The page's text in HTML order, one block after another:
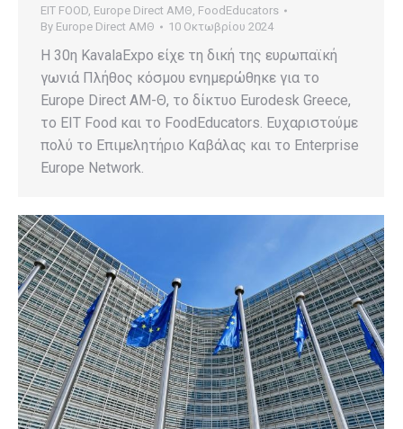
EIT FOOD, Europe Direct ΑΜΘ, FoodEducators
By Europe Direct ΑΜΘ 10 Οκτωβρίου 2024
Η 30η KavalaExpo είχε τη δική της ευρωπαϊκή
γωνιά Πλήθος κόσμου ενημερώθηκε για το
Europe Direct ΑΜ-Θ, το δίκτυο Eurodesk Greece,
το EIT Food και το FoodEducators. Ευχαριστούμε
πολύ το Επιμελητήριο Καβάλας και το Enterprise
Europe Network.